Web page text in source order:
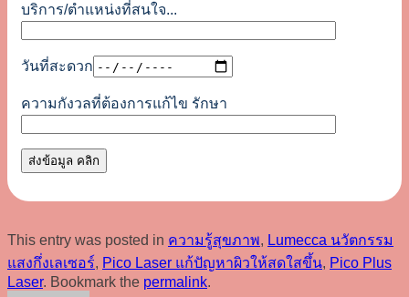
บริการ/ตำแหน่งที่สนใจ...
วันที่สะดวก
ความกังวลที่ต้องการแก้ไข รักษา
This entry was posted in ความรู้สุขภาพ, Lumecca นวัตกรรม
แสงกึ่งเลเซอร์, Pico Laser แก้ปัญหาผิวให้สดใสขึ้น, Pico Plus
Laser. Bookmark the permalink.